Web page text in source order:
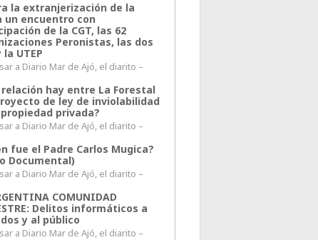
la extranjerización de la
un encuentro con
de la CGT, las 62
Peronistas, las dos
la UTEP
a Diario Mar de Ajó, el diarito –
relación hay entre La Forestal
de ley de inviolabilidad
privada?
a Diario Mar de Ajó, el diarito –
fue el Padre Carlos Mugica?
Documental)
a Diario Mar de Ajó, el diarito –
COMUNIDAD
Delitos informáticos a
y al público
a Diario Mar de Ajó, el diarito –